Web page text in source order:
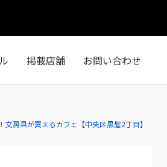
掲載店舗 お問い合わせ
房具が買えるカフェ【中央区黒髪2丁目】